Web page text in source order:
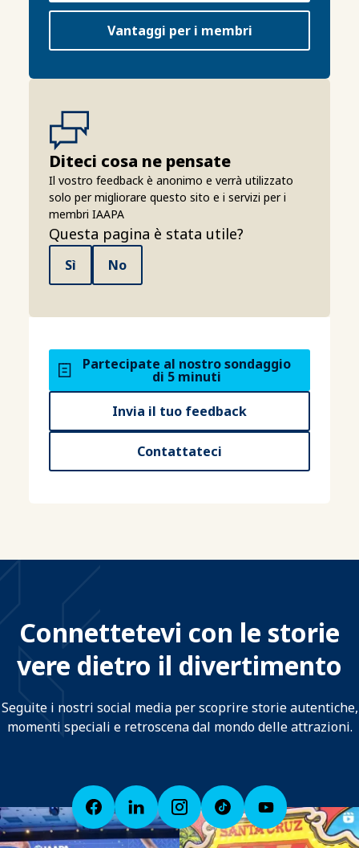
Vantaggi per i membri
Diteci cosa ne pensate
Il vostro feedback è anonimo e verrà utilizzato
solo per migliorare questo sito e i servizi per i
membri IAAPA
Questa pagina è stata utile?
Sì No
Partecipate al nostro sondaggio
di 5 minuti
Invia il tuo feedback
Contattateci
Connettetevi con le storie
vere dietro il divertimento
Seguite i nostri social media per scoprire storie autentiche,
momenti speciali e retroscena dal mondo delle attrazioni.